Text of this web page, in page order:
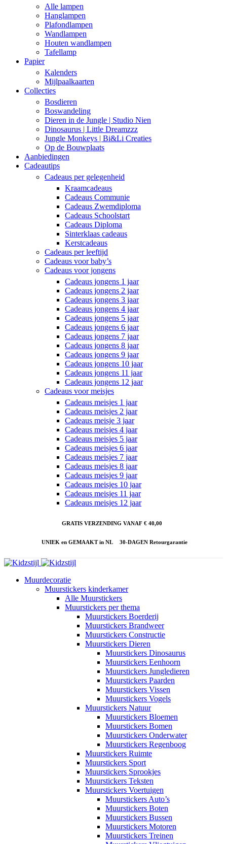
Alle lampen
Hanglampen
Plafondlampen
Wandlampen
Houten wandlampen
Tafellamp
Papier
Kalenders
Mijlpaalkaarten
Collecties
Bosdieren
Boswandeling
Dieren in de Jungle | Studio Nien
Dinosaurus | Little Dreamzzz
Jungle Monkeys | Bi&Li Creaties
Op de Bouwplaats
Aanbiedingen
Cadeautips
Cadeaus per gelegenheid
Kraamcadeaus
Cadeaus Communie
Cadeaus Zwemdiploma
Cadeaus Schoolstart
Cadeaus Diploma
Sinterklaas cadeaus
Kerstcadeaus
Cadeaus per leeftijd
Cadeaus voor baby’s
Cadeaus voor jongens
Cadeaus jongens 1 jaar
Cadeaus jongens 2 jaar
Cadeaus jongens 3 jaar
Cadeaus jongens 4 jaar
Cadeaus jongens 5 jaar
Cadeaus jongens 6 jaar
Cadeaus jongens 7 jaar
Cadeaus jongens 8 jaar
Cadeaus jongens 9 jaar
Cadeaus jongens 10 jaar
Cadeaus jongens 11 jaar
Cadeaus jongens 12 jaar
Cadeaus voor meisjes
Cadeaus meisjes 1 jaar
Cadeaus meisjes 2 jaar
Cadeaus meisje 3 jaar
Cadeaus meisjes 4 jaar
Cadeaus meisjes 5 jaar
Cadeaus meisjes 6 jaar
Cadeaus meisjes 7 jaar
Cadeaus meisjes 8 jaar
Cadeaus meisjes 9 jaar
Cadeaus meisjes 10 jaar
Cadeaus meisjes 11 jaar
Cadeaus meisjes 12 jaar
GRATIS VERZENDING VANAF € 40,00
UNIEK en GEMAAKT in NL 30-DAGEN Retourgarantie
Muurdecoratie
Muurstickers kinderkamer
Alle Muurstickers
Muurstickers per thema
Muurstickers Boerderij
Muurstickers Brandweer
Muurstickers Constructie
Muurstickers Dieren
Muurstickers Dinosaurus
Muurstickers Eenhoorn
Muurstickers Jungledieren
Muurstickers Paarden
Muurstickers Vissen
Muurstickers Vogels
Muurstickers Natuur
Muurstickers Bloemen
Muurstickers Bomen
Muurstickers Onderwater
Muurstickers Regenboog
Muurstickers Ruimte
Muurstickers Sport
Muurstickers Sprookjes
Muurstickers Teksten
Muurstickers Voertuigen
Muurstickers Auto’s
Muurstickers Boten
Muurstickers Bussen
Muurstickers Motoren
Muurstickers Treinen